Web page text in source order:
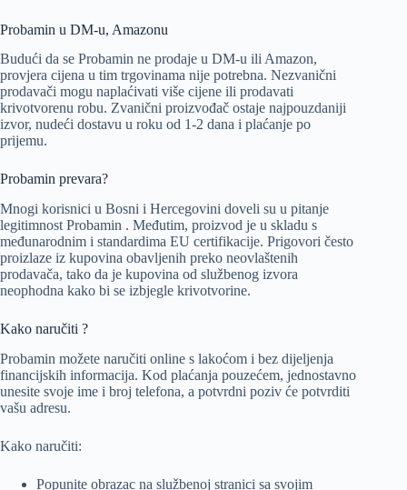
Probamin u DM-u, Amazonu
Budući da se Probamin ne prodaje u DM-u ili Amazon,
provjera cijena u tim trgovinama nije potrebna. Nezvanični
prodavači mogu naplaćivati više cijene ili prodavati
krivotvorenu robu. Zvanični proizvođač ostaje najpouzdaniji
izvor, nudeći dostavu u roku od 1-2 dana i plaćanje po
prijemu.
Probamin prevara?
Mnogi korisnici u Bosni i Hercegovini doveli su u pitanje
legitimnost Probamin . Međutim, proizvod je u skladu s
međunarodnim i standardima EU certifikacije. Prigovori često
proizlaze iz kupovina obavljenih preko neovlaštenih
prodavača, tako da je kupovina od službenog izvora
neophodna kako bi se izbjegle krivotvorine.
Kako naručiti ?
Probamin možete naručiti online s lakoćom i bez dijeljenja
financijskih informacija. Kod plaćanja pouzećem, jednostavno
unesite svoje ime i broj telefona, a potvrdni poziv će potvrditi
vašu adresu.
Kako naručiti:
Popunite obrazac na službenoj stranici sa svojim